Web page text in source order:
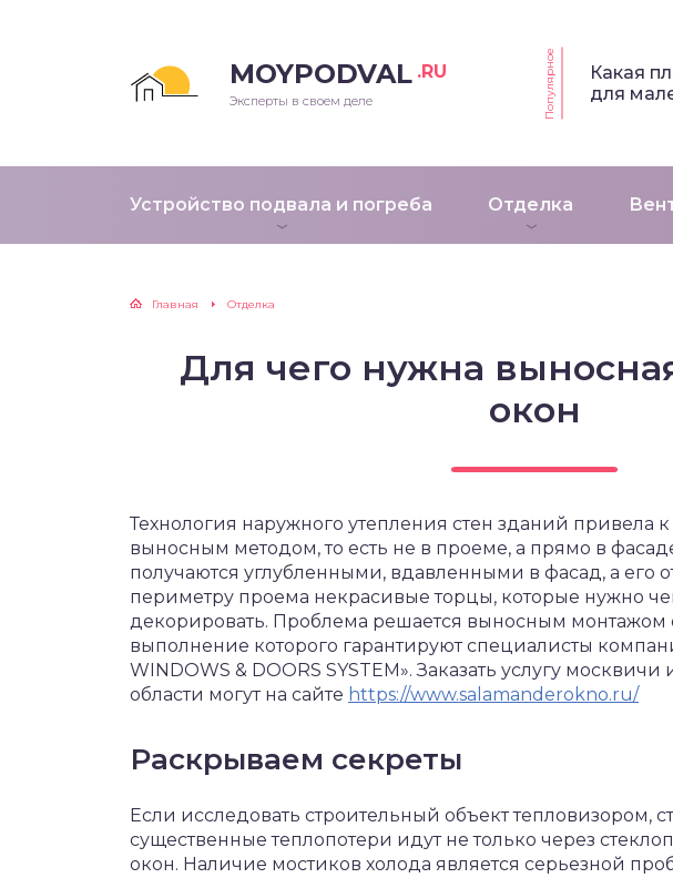
MOYPODVAL .RU
Эксперты в своем деле Популярное
Какая
для
Устройство подвала и погреба Отделка
Главная Отделка
Для чего нужна
окон
Технология наружного утепления стен зданий привела
выносным методом, то есть не в проеме, а прямо в
получаются углубленными, вдавленными в фасад, а его
периметру проема некрасивые торцы, которые нужно
декорировать. Проблема решается выносным монтажом
выполнение которого гарантируют специалисты
WINDOWS & DOORS SYSTEM». Заказать услугу
области могут на сайте https://www.salamanderokno.ru/
Раскрываем секреты
Если исследовать строительный объект тепловизором,
существенные теплопотери идут не только через
окон. Наличие мостиков холода является серьезной